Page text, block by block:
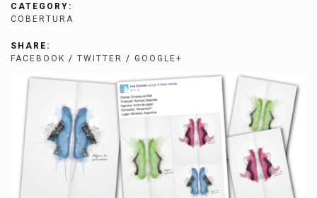
CATEGORY:
COBERTURA
SHARE:
FACEBOOK / TWITTER / GOOGLE+